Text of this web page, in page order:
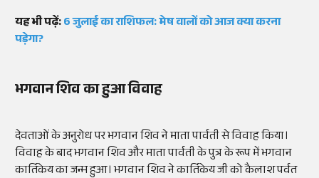
यह भी पढ़ें:6 जुलाई का राशिफल: मेष वालों को आज क्या करना
पड़ेगा?
भगवान शिव का हुआ विवाह
देवताओं के अनुरोध पर भगवान शिव ने माता पार्वती से विवाह किया।
विवाह के बाद भगवान शिव और माता पार्वती के पुत्र के रूप में भगवान
कार्तिकेय का जन्म हुआ। भगवान शिव ने कार्तिकेय जी को कैलाश पर्वत